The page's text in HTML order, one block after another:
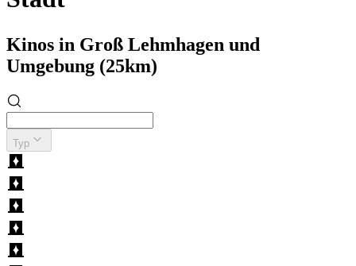
Kinos in Groß Lehmhagen und
Umgebung (25km)
Typ